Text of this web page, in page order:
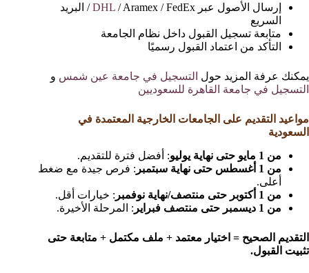
إرسال الأصول عبر DHL/ Aramex / FedEx / البريد
السريع
متابعة تسجيل القبول داخل نظام الجامعة
التأكد من اعتماد القبول رسميًا
يمكنك عرفة المزيد حول التسجيل في جامعة عين شمس و
التسجيل في جامعة القاهرة للسعوديين
مواعيد التقديم على الجامعات الخارجية المعتمدة في
السعودية
من 1 مايو حتى نهاية يوليو
: أفضل فترة للتقديم.
من 1 أغسطس حتى نهاية سبتمبر
: فرص جيدة مع ضغط
أعلى.
من 1 أكتوبر حتى منتصف/نهاية نوفمبر
: خيارات أقل.
من 1 ديسمبر حتى منتصف فبراير
: المرحلة الأخيرة.
التقديم الصحيح = اختيار معتمد + ملف مكتمل + متابعة حتى
تثبيت القبول.